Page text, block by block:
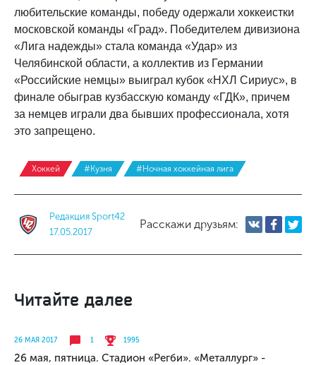
любительские команды, победу одержали хоккеистки
московской команды «Град». Победителем дивизиона
«Лига надежды» стала команда «Удар» из
Челябинской области, а коллектив из Германии
«Российские немцы» выиграл кубок «НХЛ Сириус», в
финале обыграв кузбасскую команду «ГДК», причем
за немцев играли два бывших профессионала, хотя
это запрещено.
Хоккей #Кузня #Ночная хоккейная лига
Редакция Sport42
17.05.2017
Расскажи друзьям:
Читайте далее
26 МАЯ 2017 1 1995
26 мая, пятница. Стадион «Регби». «Металлург» -